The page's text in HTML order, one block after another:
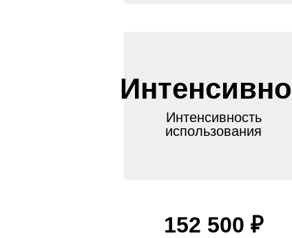
Интенсивность
использования
152 500 ₽